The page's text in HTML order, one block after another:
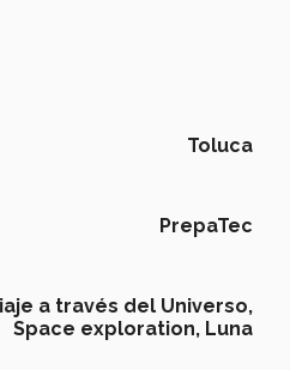
Toluca
PrepaTec
a través del Universo,
Space exploration, Luna